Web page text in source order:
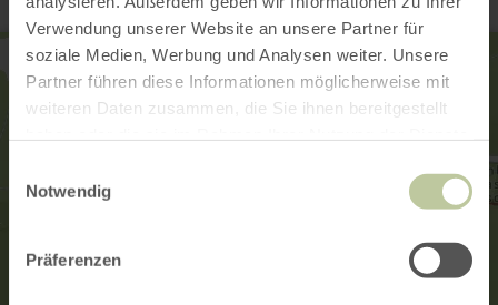
Verwendung unserer Website an unsere Partner für
soziale Medien, Werbung und Analysen weiter. Unsere
Partner führen diese Informationen möglicherweise mit
weiteren Daten zusammen, die Sie ihnen bereitgestellt
Notwendig
Präferenzen